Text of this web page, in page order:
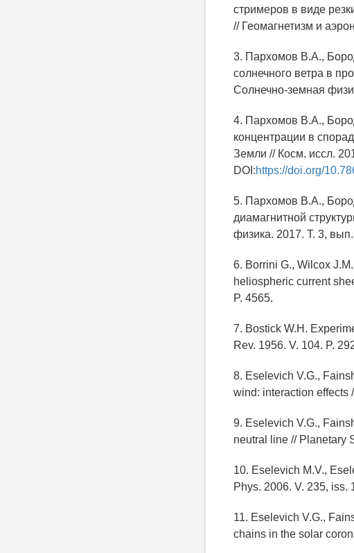
стримеров в виде
// Геомагнетизм и
3. Пархомов В.А.,
солнечного ветра в
Солнечно-земная
4. Пархомов В.А.,
концентрации в
Земли // Косм. иссл.
DOI:https://doi.org/
5. Пархомов В.А.,
диамагнитной
физика. 2017. Т. 3,
6. Borrini G., Wilcox
heliospheric current
P. 4565.
7. Bostick W.H.
Rev. 1956. V. 104. P.
8. Eselevich V.G.,
wind: interaction effects
9. Eselevich V.G.,
neutral line // Planetary
10. Eselevich M.V.,
Phys. 2006. V. 235, iss.
11. Eselevich V.G.,
chains in the solar